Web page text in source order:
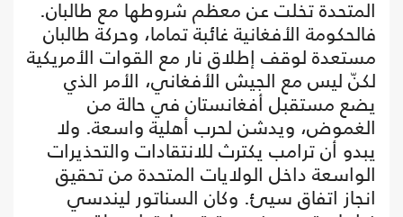
المتحدة تخلت عن معظم شروطها مع طالبان.
فالحكومة الأفغانية غائبة تماما، وحركة طالبان
مستعدة لوقف إطلاق نار مع القوات الأمريكية
لكنّ ليس مع الجيش الأفغاني، الأمر الذي
يضع مستقبل أفغانستان في حالة من
الغموض، ويدشن لحرب أهلية واسعة. ولا
يبدو أن ترامب يكترث للانتقادات والتحذيرات
الواسعة داخل الولايات المتحدة من تحقيق
انجاز اتفاق سيئ. وكان السناتور ليندسي